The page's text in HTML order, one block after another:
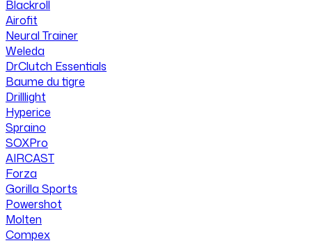
Blackroll
Airofit
Neural Trainer
Weleda
DrClutch Essentials
Baume du tigre
Drilllight
Hyperice
Spraino
SOXPro
AIRCAST
Forza
Gorilla Sports
Powershot
Molten
Compex